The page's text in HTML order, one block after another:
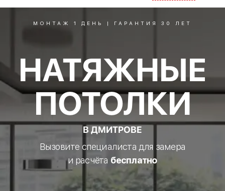
МОНТАЖ 1 ДЕНЬ | ГАРАНТИЯ 30 ЛЕТ
НАТЯЖНЫЕ
ПОТОЛКИ
В ДМИТРОВЕ
Вызовите специалиста для замера
и расчёта бесплатно